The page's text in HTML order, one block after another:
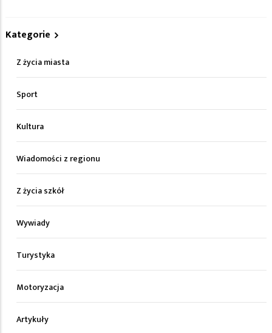
Kategorie
Z życia miasta
Sport
Kultura
Wiadomości z regionu
Z życia szkół
Wywiady
Turystyka
Motoryzacja
Artykuły